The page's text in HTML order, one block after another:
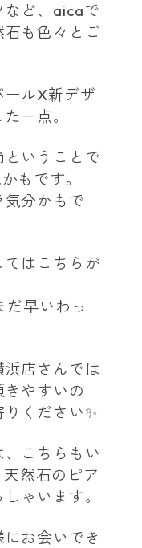
ど、 aicaで
も色々とご
ールX新デザ
一点。
いうことで
かもです。
気分かもで
はこちらが
だ早いわっ
店さんでは
やすいの
ください✨
こちらもい
天然石のピア
ゃいます。
お会いでき